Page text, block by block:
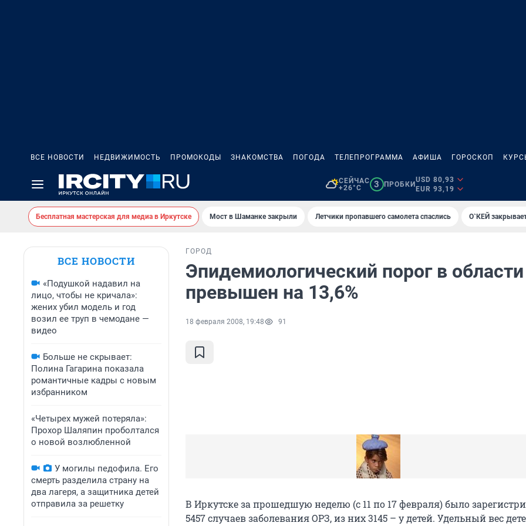
ВСЕ НОВОСТИ НЕДВИЖИМОСТЬ ПРОМОКОДЫ ЗНАКОМСТВА ПОГОДА ТЕЛЕПРОГРАММА АФИША ГОРОСКОП
СЕЙЧАС
+26°C
3 ПРОБКИ
USD 80,93
EUR 93,19
Бесплатная мастерская для медиа в Иркутске Мост в Шаманке закрыли Летчики пропавшего самолета спаслись О`КЕЙ
ВСЕ НОВОСТИ
«Подушкой надавил на
лицо, чтобы не кричала»:
жених убил модель и год
возил ее труп в чемодане —
видео
Больше не скрывает:
Полина Гагарина показала
романтичные кадры с новым
избранником
«Четырех мужей потеряла»:
Прохор Шаляпин проболтался
о новой возлюбленной
У могилы педофила. Его
смерть разделила страну на
два лагеря, а защитника детей
отправила за решетку
ГОРОД
Эпидемиологический порог в области
превышен на 13,6%
18 февраля 2008, 19:48 91
В Иркутске за прошедшую неделю (с 11 по 17 февраля) было
5457 случаев заболевания ОРЗ, из них 3145 – у детей. Удельный вес